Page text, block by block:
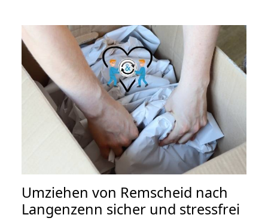
Umziehen von Remscheid nach
Langenzenn sicher und stressfrei